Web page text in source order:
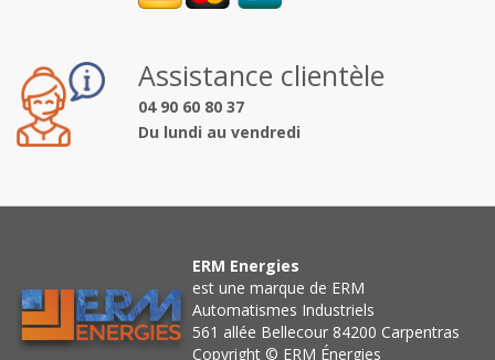
Assistance clientèle
04 90 60 80 37
Du lundi au vendredi
ERM Energies
est une marque de ERM
Automatismes Industriels
561 allée Bellecour 84200 Carpentras
Copyright © ERM Énergies